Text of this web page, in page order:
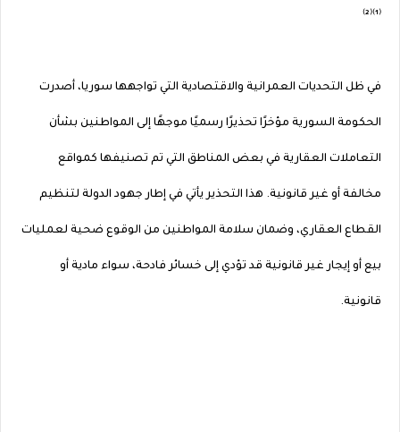
⁽¹⁾⁽²⁾
في ظل التحديات العمرانية والاقتصادية التي تواجهها سوريا، أصدرت
الحكومة السورية مؤخرًا تحذيرًا رسميًا موجهًا إلى المواطنين بشأن
التعاملات العقارية في بعض المناطق التي تم تصنيفها كمواقع
مخالفة أو غير قانونية. هذا التحذير يأتي في إطار جهود الدولة لتنظيم
القطاع العقاري، وضمان سلامة المواطنين من الوقوع ضحية لعمليات
بيع أو إيجار غير قانونية قد تؤدي إلى خسائر فادحة، سواء مادية أو
قانونية.